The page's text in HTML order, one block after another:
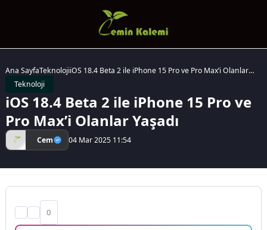
Ana SayfaTeknolojiiOS 18.4 Beta 2 ile iPhone 15 Pro ve Pro Max’i Olanlar
Teknoloji
iOS 18.4 Beta 2 ile iPhone 15 Pro ve
Pro Max’i Olanlar Yaşadı
Cem 04 Mar 2025 11:54
0